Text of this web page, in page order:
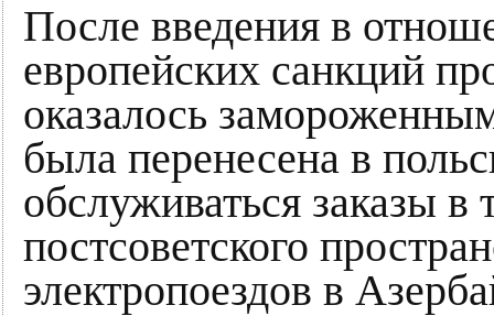
После введения в
европейских санкций
оказалось
была перенесена в
обслуживаться заказы в
постсоветского
электропоездов в